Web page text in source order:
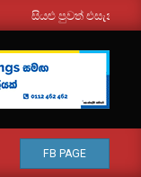
සියළු පුවත් එසැනින් ඔබ වෙත
FB PAGE